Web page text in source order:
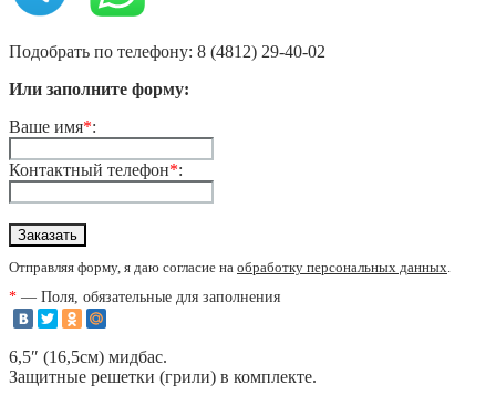
Подобрать по телефону: 8 (4812) 29-40-02
Или заполните форму:
Ваше имя*:
Контактный телефон*:
Отправляя форму, я даю согласие на обработку персональных данных.
* — Поля, обязательные для заполнения
6,5″ (16,5см) мидбас.
Защитные решетки (грили) в комплекте.